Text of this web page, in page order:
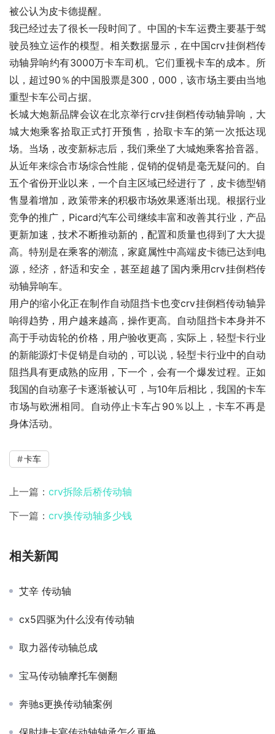
被公认为皮卡德提醒。
我已经过去了很长一段时间了。中国的卡车运费主要基于驾
驶员独立运作的模型。相关数据显示，在中国crv挂倒档传
动轴异响约有3000万卡车司机。它们重视卡车的成本。所
以，超过90％的中国股票是300，000，该市场主要由当地
重型卡车公司占据。
长城大炮新品牌会议在北京举行crv挂倒档传动轴异响，大
城大炮乘客拾取正式打开预售，拾取卡车的第一次抵达现
场。当场，改变新标志后，我们乘坐了大城炮乘客拾音器。
从近年来综合市场综合性能，促销的促销是毫无疑问的。自
五个省份开业以来，一个自主区域已经进行了，皮卡德型销
售显着增加，政策带来的积极市场效果逐渐出现。根据行业
竞争的推广，Picard汽车公司继续丰富和改善其行业，产品
更新加速，技术不断推动新的，配置和质量也得到了大大提
高。特别是在乘客的潮流，家庭属性中高端皮卡德已达到电
源，经济，舒适和安全，甚至超越了国内乘用crv挂倒档传
动轴异响车。
用户的缩小化正在制作自动阻挡卡也变crv挂倒档传动轴异
响得趋势，用户越来越高，操作更高。自动阻挡卡本身并不
高于手动齿轮的价格，用户验收更高，实际上，轻型卡行业
的新能源灯卡促销是自动的，可以说，轻型卡行业中的自动
阻挡具有更成熟的应用，下一个，会有一个爆发过程。正如
我国的自动塞子卡逐渐被认可，与10年后相比，我国的卡车
市场与欧洲相同。自动停止卡车占90％以上，卡车不再是
身体活动。
卡车
上一篇： crv拆除后桥传动轴
下一篇： crv换传动轴多少钱
相关新闻
艾辛 传动轴
cx5四驱为什么没有传动轴
取力器传动轴总成
宝马传动轴摩托车侧翻
奔驰s更换传动轴案例